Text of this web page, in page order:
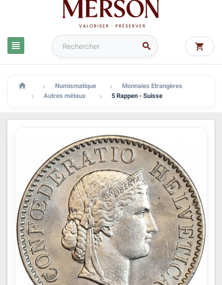
  
  Numismatique  Monnaies Etrangères
 Autres métaux  5 Rappen - Suisse